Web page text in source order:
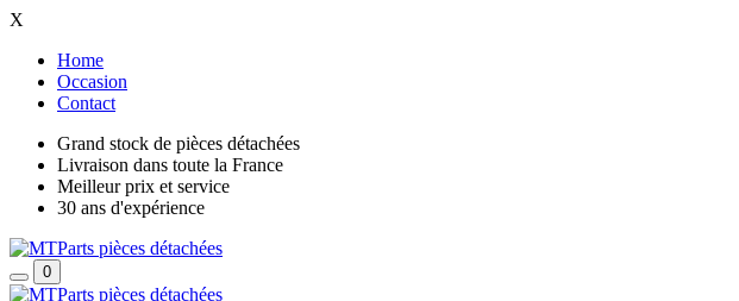
X
Home
Occasion
Contact
Grand stock de pièces détachées
Livraison dans toute la France
Meilleur prix et service
30 ans d'expérience
0